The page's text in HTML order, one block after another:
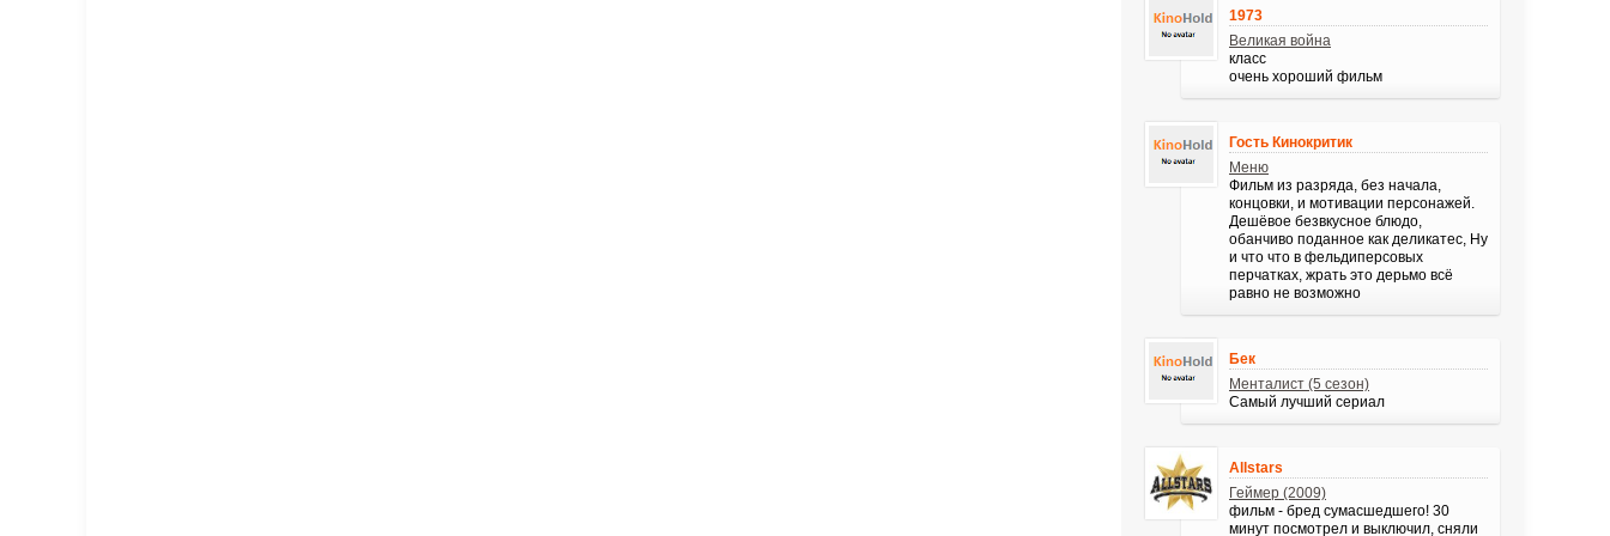
1973
Великая война
класс
очень хороший фильм
Гость Кинокритик
Меню
Фильм из разряда, без начала,
концовки, и мотивации персонажей.
Дешёвое безвкусное блюдо,
обанчиво поданное как деликатес, Ну
и что что в фельдиперсовых
перчатках, жрать это дерьмо всё
равно не возможно
Бек
Менталист (5 сезон)
Самый лучший сериал
Allstars
Геймер (2009)
фильм - бред сумасшедшего! 30
минут посмотрел и выключил, сняли